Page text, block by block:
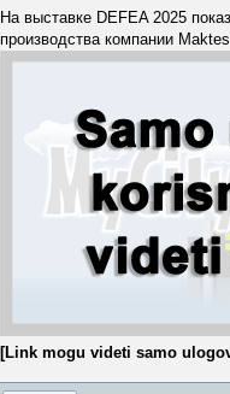
На выставке DEFEA 2025
производства компании
[Link mogu videti samo